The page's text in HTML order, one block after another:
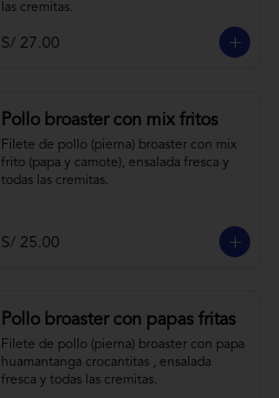
las cremitas.
S/ 27.00
Pollo broaster con mix fritos
Filete de pollo (pierna) broaster con mix
frito (papa y camote), ensalada fresca y
todas las cremitas.
S/ 25.00
Pollo broaster con papas fritas
Filete de pollo (pierna) broaster con papa
huamantanga crocantitas , ensalada
fresca y todas las cremitas.